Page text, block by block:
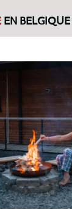
EN